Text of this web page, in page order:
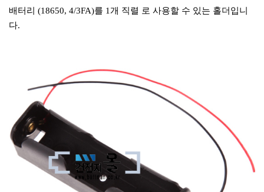
배터리 (18650, 4/3FA)를 1개 직렬 로 사용할 수 있는 홀더입니
다.